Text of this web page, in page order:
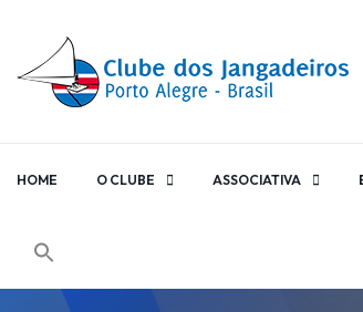
HOME O CLUBE ASSOCIATIVA